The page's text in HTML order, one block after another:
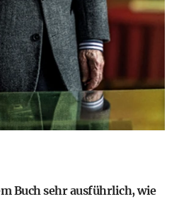
Buch sehr ausführlich, wie